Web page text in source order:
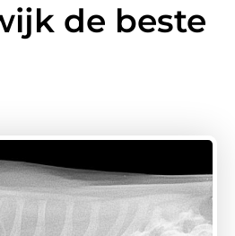
de beste